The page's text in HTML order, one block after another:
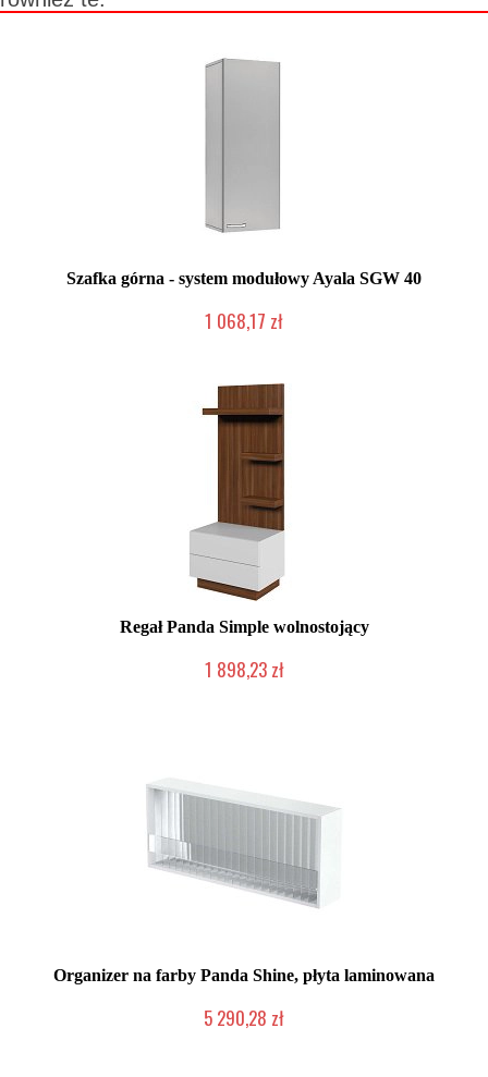
Szafka górna - system modułowy Ayala SGW 40
1 068,17 zł
Regał Panda Simple wolnostojący
1 898,23 zł
Organizer na farby Panda Shine, płyta laminowana
5 290,28 zł